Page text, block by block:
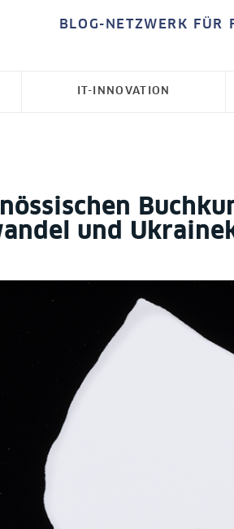
BLOG-NETZWERK FÜR
IT-INNOVATION
und